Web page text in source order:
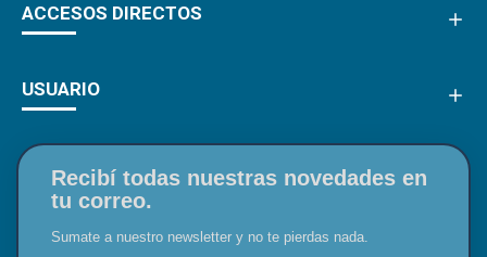
ACCESOS DIRECTOS
USUARIO
Recibí todas nuestras novedades en
tu correo.
Sumate a nuestro newsletter y no te pierdas nada.